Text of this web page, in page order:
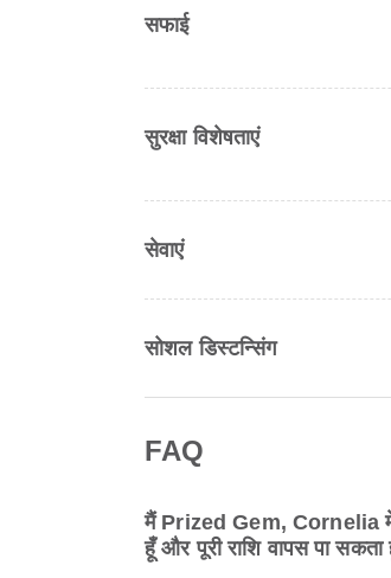
सफाई
सुरक्षा विशेषताएं
सेवाएं
सोशल डिस्टन्सिंग
FAQ
मैं Prized Gem, Cornelia में
हूँ और पूरी राशि वापस पा सकता